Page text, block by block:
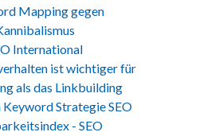
Mapping gegen
International
ist wichtiger für
als das Linkbuilding
Keyword Strategie SEO
- SEO